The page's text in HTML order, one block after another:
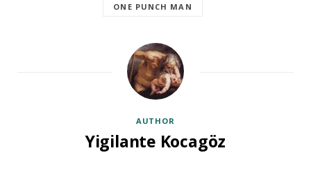
ONE PUNCH MAN
AUTHOR
Yigilante Kocagöz